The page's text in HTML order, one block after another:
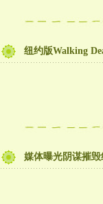
纽约版Walking
媒体曝光阴谋摧